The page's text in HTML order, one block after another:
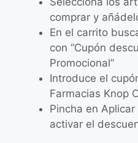
comprar y
En el carrito
con “Cupón
Promocional”
Introduce el
Farmacias Knop
Pincha en
activar el